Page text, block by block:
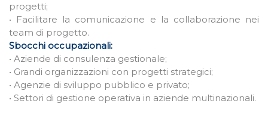
progetti;
• Facilitare la comunicazione e la collaborazione nei
team di progetto.
Sbocchi occupazionali:
• Aziende di consulenza gestionale;
• Grandi organizzazioni con progetti strategici;
• Agenzie di sviluppo pubblico e privato;
• Settori di gestione operativa in aziende multinazionali.